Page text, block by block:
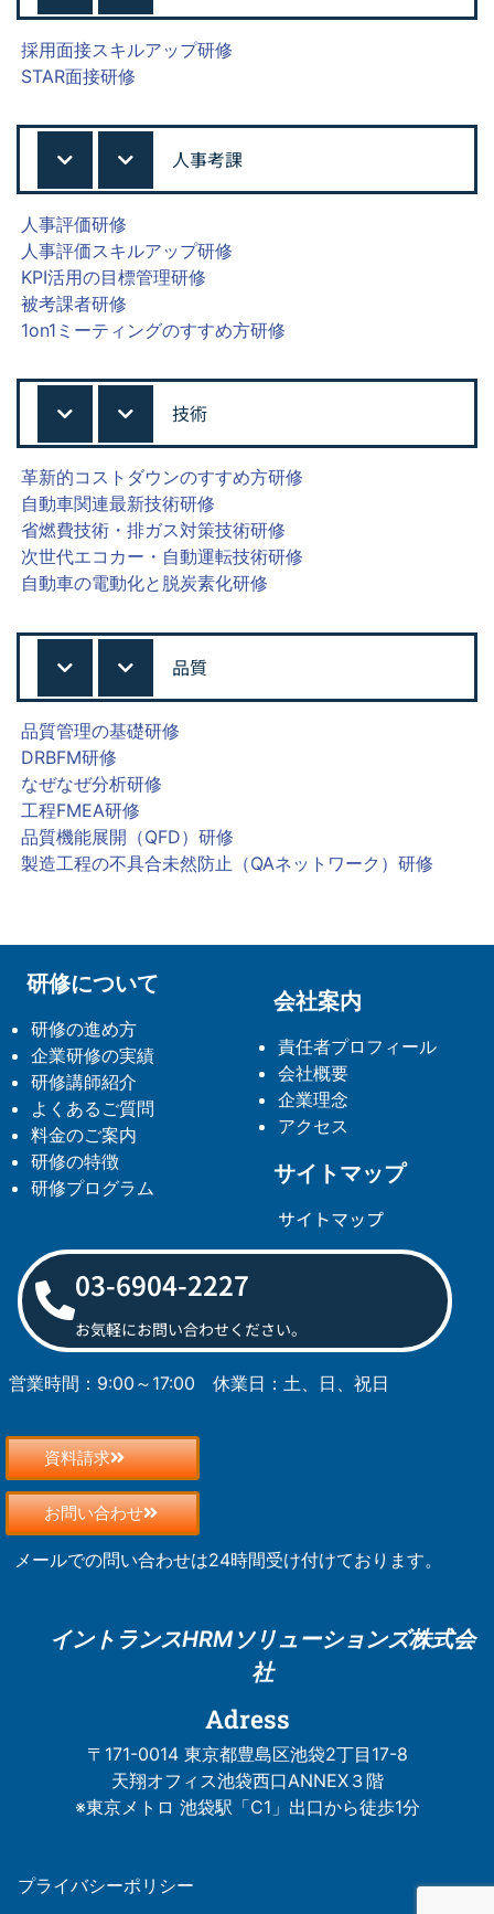
採用面接スキルアップ研修
STAR面接研修
人事考課
人事評価研修
人事評価スキルアップ研修
KPI活用の目標管理研修
被考課者研修
1on1ミーティングのすすめ方研修
技術
革新的コストダウンのすすめ方研修
自動車関連最新技術研修
省燃費技術・排ガス対策技術研修
次世代エコカー・自動運転技術研修
自動車の電動化と脱炭素化研修
品質
品質管理の基礎研修
DRBFM研修
なぜなぜ分析研修
工程FMEA研修
品質機能展開（QFD）研修
製造工程の不具合未然防止（QAネットワーク）研修
研修について
研修の進め方
企業研修の実績
研修講師紹介
よくあるご質問
料金のご案内
研修の特徴
研修プログラム
会社案内
責任者プロフィール
会社概要
企業理念
アクセス
サイトマップ
サイトマップ
03-6904-2227
お気軽にお問い合わせください。
営業時間：9:00～17:00 休業日：土、日、祝日
資料請求
お問い合わせ
メールでの問い合わせは24時間受け付けております。
イントランスHRM ソリューションズ株式会
社
Adress
〒171-0014 東京都豊島区池袋2丁目17-8
天翔オフィス池袋西口ANNEX３階
※東京メトロ 池袋駅「C1」出口から徒歩1分
プライバシーポリシー